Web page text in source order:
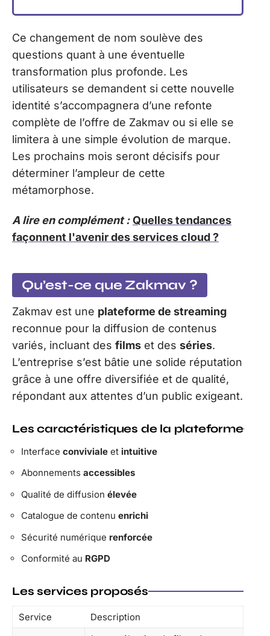
Ce changement de nom soulève des
questions quant à une éventuelle
transformation plus profonde. Les
utilisateurs se demandent si cette nouvelle
identité s’accompagnera d’une refonte
complète de l’offre de Zakmav ou si elle se
limitera à une simple évolution de marque.
Les prochains mois seront décisifs pour
déterminer l’ampleur de cette
métamorphose.
A lire en complément : Quelles tendances
façonnent l'avenir des services cloud ?
Qu’est-ce que Zakmav ?
Zakmav est une plateforme de streaming
reconnue pour la diffusion de contenus
variés, incluant des films et des séries.
L’entreprise s’est bâtie une solide réputation
grâce à une offre diversifiée et de qualité,
répondant aux attentes d’un public exigeant.
Les caractéristiques de la plateforme
Interface conviviale et intuitive
Abonnements accessibles
Qualité de diffusion élevée
Catalogue de contenu enrichi
Sécurité numérique renforcée
Conformité au RGPD
Les services proposés
Service Description